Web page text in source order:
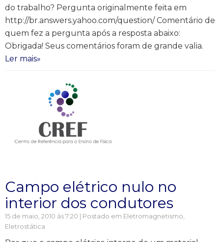
do trabalho? Pergunta originalmente feita em
http://br.answers.yahoo.com/question/ Comentário de
quem fez a pergunta após a resposta abaixo:
Obrigada! Seus comentários foram de grande valia.
Ler mais»
Campo elétrico nulo no
interior dos condutores
15 de maio, 2010 às 7:20 | Postado em Eletromagnetismo,
Eletrostática